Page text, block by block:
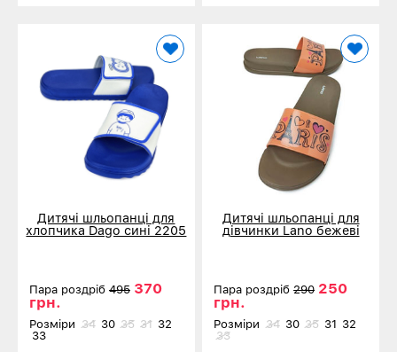
Дитячі шльопанці для
хлопчика Dago сині 2205
Пара роздріб 495 370
грн.
Розміри 34 30 35 31 32
33
Дитячі шльопанці для
дівчинки Lano бежеві
Пара роздріб290 250
грн.
Розміри 34 30 35 31 32
33